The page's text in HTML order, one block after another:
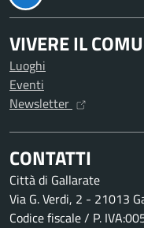
VIVERE IL
Luoghi
Eventi
Newsletter
CONTATTI
Città di Gallarate
Via G. Verdi, 2 - 21013
Codice fiscale / P.